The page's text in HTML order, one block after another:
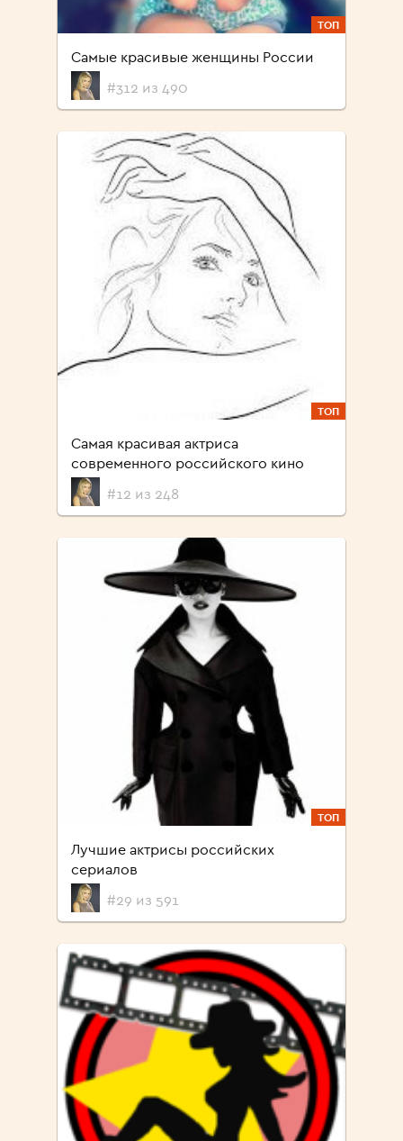
ТОП
Самые красивые женщины России
#312 из 490
ТОП
Cамая красивая актриса
современного российского кино
#12 из 248
ТОП
Лучшие актрисы российских
сериалов
#29 из 591